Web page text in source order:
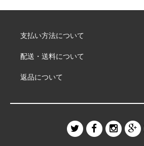
支払い方法について
配送・送料について
返品について